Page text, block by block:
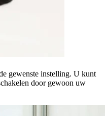
gewenste instelling. U kunt
door gewoon uw